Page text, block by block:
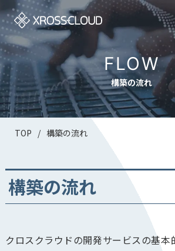
FLOW
構築の流れ
TOP / 構築の流れ
構築の流れ
クロスクラウドの開発サービスの基本